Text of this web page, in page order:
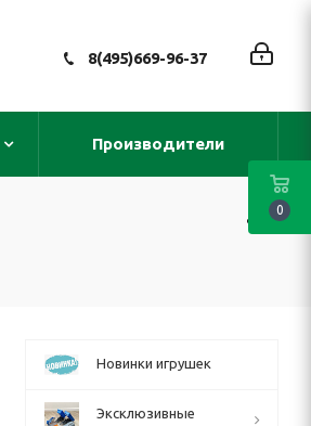
8(495)669-96-37
Производители
Новинки игрушек
Эксклюзивные
0